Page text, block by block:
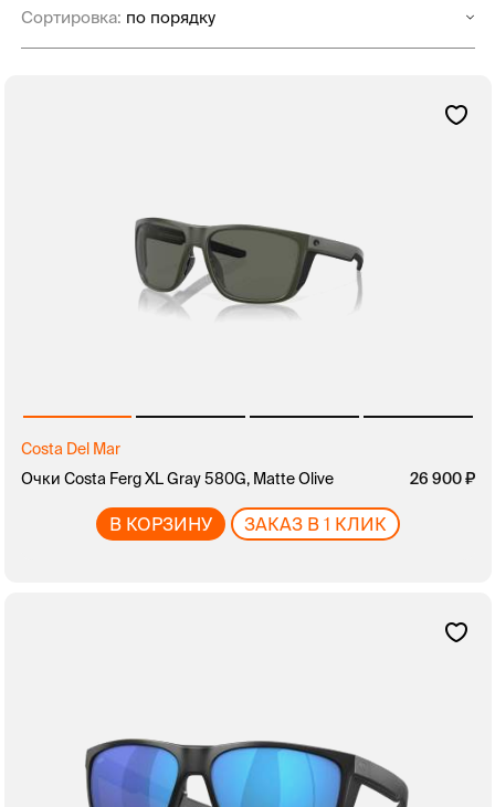
Сортировка:
Costa Del Mar
Очки Costa Ferg XL Gray 580G, Matte Olive
26 900
В КОРЗИНУ ЗАКАЗ В 1 КЛИК